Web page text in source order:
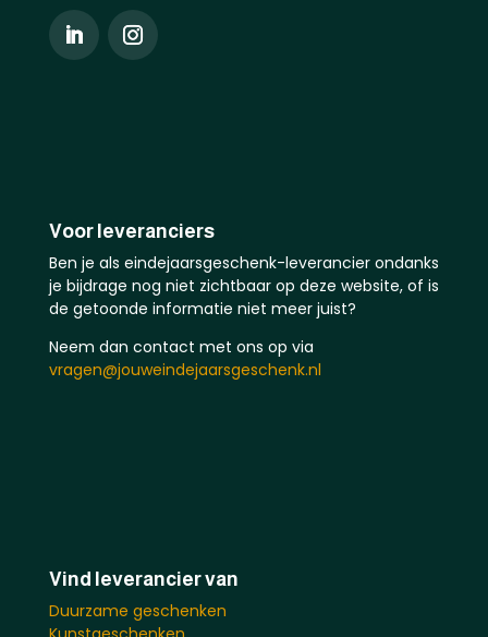
Voor leveranciers
Ben je als eindejaarsgeschenk-leverancier ondanks
je bijdrage nog niet zichtbaar op deze website, of is
de getoonde informatie niet meer juist?
Neem dan contact met ons op via
vragen@jouweindejaarsgeschenk.nl
Vind leverancier van
Duurzame geschenken